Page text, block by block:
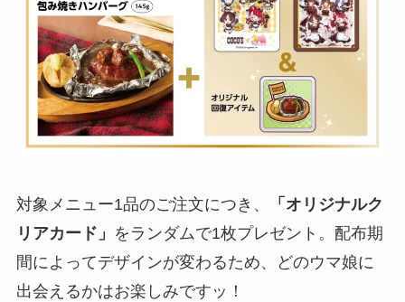
対象メニュー1品のご注文につき、
「オリジナルク
リアカード」 をランダムで1枚プレゼント。配布期
間によってデザインが変わるため、どのウマ娘に
出会えるかはお楽しみですッ！